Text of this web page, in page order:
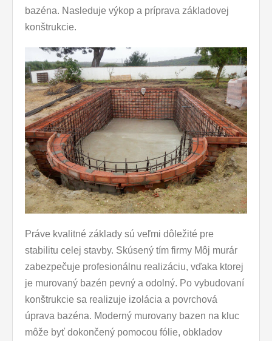
bazéna. Nasleduje výkop a príprava základovej
konštrukcie.
Práve kvalitné základy sú veľmi dôležité pre
stabilitu celej stavby. Skúsený tím firmy Môj murár
zabezpečuje profesionálnu realizáciu, vďaka ktorej
je murovaný bazén pevný a odolný. Po vybudovaní
konštrukcie sa realizuje izolácia a povrchová
úprava bazéna. Moderný murovany bazen na kluc
môže byť dokončený pomocou fólie, obkladov